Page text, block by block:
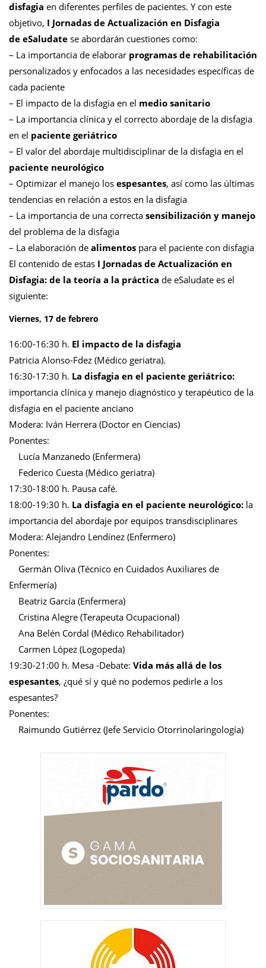
disfagia en diferentes perfiles de pacientes. Y con este
objetivo, I Jornadas de Actualización en Disfagia
de eSaludate se abordarán cuestiones como:
– La importancia de elaborar programas de rehabilitación
personalizados y enfocados a las necesidades específicas de
cada paciente
– El impacto de la disfagia en el medio sanitario
– La importancia clínica y el correcto abordaje de la disfagia
en el paciente geriátrico
– El valor del abordaje multidisciplinar de la disfagia en el
paciente neurológico
– Optimizar el manejo los espesantes, así como las últimas
tendencias en relación a estos en la disfagia
– La importancia de una correcta sensibilización y manejo
del problema de la disfagia
– La elaboración de alimentos para el paciente con disfagia
El contenido de estas I Jornadas de Actualización en
Disfagia: de la teoría a la práctica de eSaludate es el
siguiente:
Viernes, 17 de febrero
16:00-16:30 h. El impacto de la disfagia
Patricia Alonso-Fdez (Médico geriatra).
16:30-17:30 h. La disfagia en el paciente geriátrico:
importancia clínica y manejo diagnóstico y terapéutico de la
disfagia en el paciente anciano
Modera: Iván Herrera (Doctor en Ciencias)
Ponentes:
Lucía Manzanedo (Enfermera)
Federico Cuesta (Médico geriatra)
17:30-18:00 h. Pausa café.
18:00-19:30 h. La disfagia en el paciente neurológico: la
importancia del abordaje por equipos transdisciplinares
Modera: Alejandro Lendínez (Enfermero)
Ponentes:
Germán Oliva (Técnico en Cuidados Auxiliares de
Enfermería)
Beatriz García (Enfermera)
Cristina Alegre (Terapeuta Ocupacional)
Ana Belén Cordal (Médico Rehabilitador)
Carmen López (Logopeda)
19:30-21:00 h. Mesa -Debate: Vida más allá de los
espesantes, ¿qué sí y qué no podemos pedirle a los
espesantes?
Ponentes:
Raimundo Gutiérrez (Jefe Servicio Otorrinolaringología)